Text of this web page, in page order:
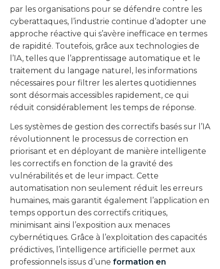
par les organisations pour se défendre contre les
cyberattaques, l’industrie continue d’adopter une
approche réactive qui s’avère inefficace en termes
de rapidité. Toutefois, grâce aux technologies de
l’IA, telles que l’apprentissage automatique et le
traitement du langage naturel, les informations
nécessaires pour filtrer les alertes quotidiennes
sont désormais accessibles rapidement, ce qui
réduit considérablement les temps de réponse.
Les systèmes de gestion des correctifs basés sur l’IA
révolutionnent le processus de correction en
priorisant et en déployant de manière intelligente
les correctifs en fonction de la gravité des
vulnérabilités et de leur impact. Cette
automatisation non seulement réduit les erreurs
humaines, mais garantit également l’application en
temps opportun des correctifs critiques,
minimisant ainsi l’exposition aux menaces
cybernétiques. Grâce à l’exploitation des capacités
prédictives, l’intelligence artificielle permet aux
professionnels issus d’une formation en